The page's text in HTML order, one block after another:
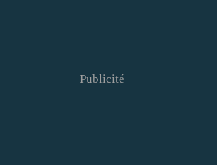
Publicité